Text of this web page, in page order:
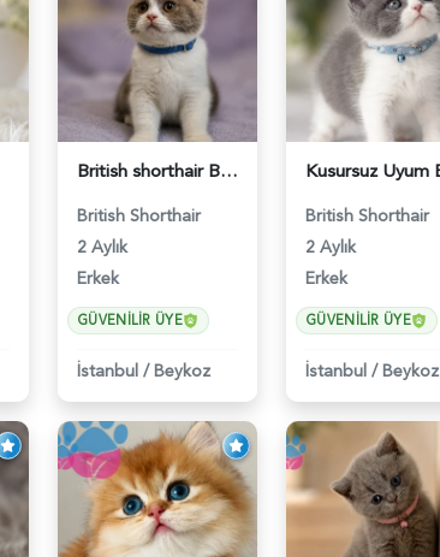
British shorthair Bicolor Lilac Erkek - 5905
British Shorthair
2 Aylık
Erkek
GÜVENILIR ÜYE
İstanbul /Beykoz
British Shorthair
2 Aylık
Erkek
GÜVENILIR ÜYE
İstanbul /Beykoz